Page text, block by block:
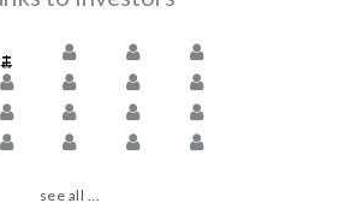
see all ...